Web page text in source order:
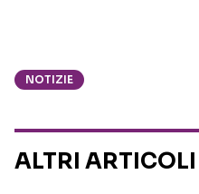
NOTIZIE
ALTRI ARTICOLI